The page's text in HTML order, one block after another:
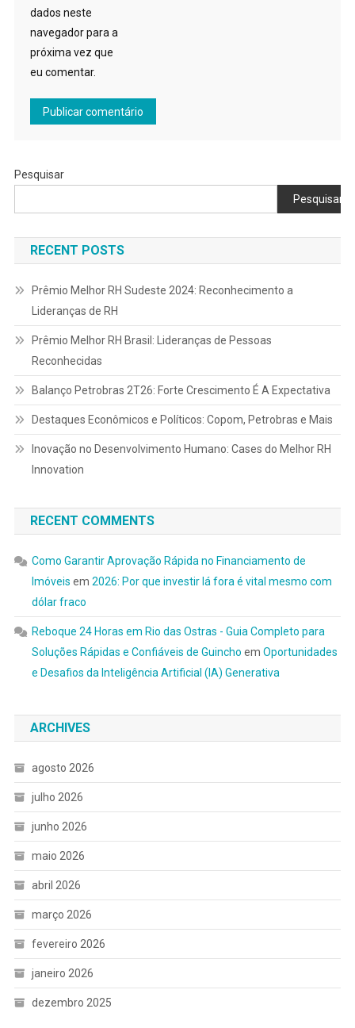
dados neste
navegador para a
próxima vez que
eu comentar.
Pesquisar
Pesquisar
RECENT POSTS
Prêmio Melhor RH Sudeste 2024: Reconhecimento a
Lideranças de RH
Prêmio Melhor RH Brasil: Lideranças de Pessoas
Reconhecidas
Balanço Petrobras 2T26: Forte Crescimento É A Expectativa
Destaques Econômicos e Políticos: Copom, Petrobras e Mais
Inovação no Desenvolvimento Humano: Cases do Melhor RH
Innovation
RECENT COMMENTS
Como Garantir Aprovação Rápida no Financiamento de
Imóveis em 2026: Por que investir lá fora é vital mesmo com
dólar fraco
Reboque 24 Horas em Rio das Ostras - Guia Completo para
Soluções Rápidas e Confiáveis de Guincho em Oportunidades
e Desafios da Inteligência Artificial (IA) Generativa
ARCHIVES
agosto 2026
julho 2026
junho 2026
maio 2026
abril 2026
março 2026
fevereiro 2026
janeiro 2026
dezembro 2025